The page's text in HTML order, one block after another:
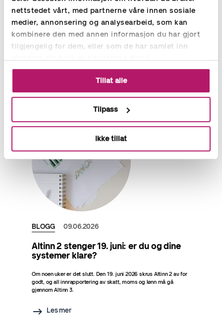
nettstedet vårt, med partnerne våre innen sosiale
medier, annonsering og analysearbeid, som kan
kombinere den med annen informasjon du har gjort
tilgjengelig for dem, eller som de har samlet inn
gjennom din bruk av tjenestene deres.
Tillat alle
Tilpass
Ikke tillat
Nye regler for offentlige anskaffelser:
dette må du vite før 1. juli 2026
Stortinget har vedtatt betydelige endringer i anskaffelsesloven.
Fra 1. juli 2026 gjelder nye regler som påvirker alle virksomheter
som gjennomfører offentlige innkjøp. Her er en oversikt.
BLOGG 09.06.2026
Altinn 2 stenger 19. juni: er du og dine
systemer klare?
Om noen uker er det slutt. Den 19. juni 2026 skrus Altinn 2 av for
godt, og all innrapportering av skatt, moms og lønn må gå
gjennom Altinn 3.
Les mer